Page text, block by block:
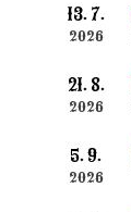
13. 7.
2026
21. 8.
2026
5. 9.
2026